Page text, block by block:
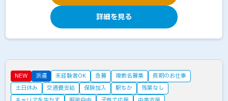
詳細を見る
NEW 派遣 未経験者OK 急募 複数名募集
長期のお仕事
土日休み
交通費支給 保険加入 駅ちか
残業なし